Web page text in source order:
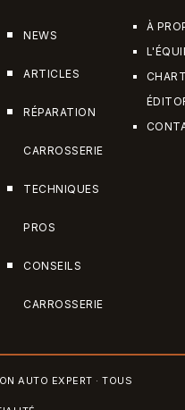
NEWS
ARTICLES
RÉPARATION
CARROSSERIE
TECHNIQUES
PROS
CONSEILS
CARROSSERIE
À
AUTO EXPERT · TOUS